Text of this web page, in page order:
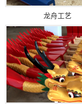
龙舟工艺